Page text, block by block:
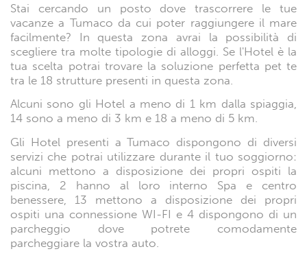
Stai cercando un posto dove trascorrere le tue
vacanze a Tumaco da cui poter raggiungere il mare
facilmente? In questa zona avrai la possibilità di
scegliere tra molte tipologie di alloggi. Se l'Hotel è la
tua scelta potrai trovare la soluzione perfetta pet te
tra le 18 strutture presenti in questa zona.
Alcuni sono gli Hotel a meno di 1 km dalla spiaggia,
14 sono a meno di 3 km e 18 a meno di 5 km.
Gli Hotel presenti a Tumaco dispongono di diversi
servizi che potrai utilizzare durante il tuo soggiorno:
alcuni mettono a disposizione dei propri ospiti la
piscina, 2 hanno al loro interno Spa e centro
benessere, 13 mettono a disposizione dei propri
ospiti una connessione WI-FI e 4 dispongono di un
parcheggio dove potrete comodamente
parcheggiare la vostra auto.